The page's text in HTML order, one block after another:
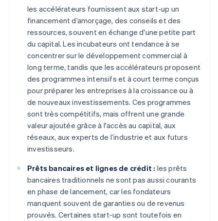
les accélérateurs fournissent aux start-up un
financement d’amorçage, des conseils et des
ressources, souvent en échange d'une petite part
du capital. Les incubateurs ont tendance à se
concentrer sur le développement commercial à
long terme, tandis que les accélérateurs proposent
des programmes intensifs et à court terme conçus
pour préparer les entreprises à la croissance ou à
de nouveaux investissements. Ces programmes
sont très compétitifs, mais offrent une grande
valeur ajoutée grâce à l'accès au capital, aux
réseaux, aux experts de l’industrie et aux futurs
investisseurs.
Prêts bancaires et lignes de crédit : les prêts
bancaires traditionnels ne sont pas aussi courants
en phase de lancement, car les fondateurs
manquent souvent de garanties ou de revenus
prouvés. Certaines start-up sont toutefois en